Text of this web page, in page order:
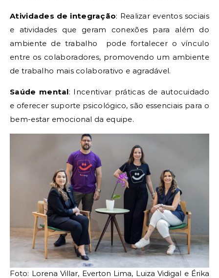
Atividades de integração: Realizar eventos sociais
e atividades que geram conexões para além do
ambiente de trabalho pode fortalecer o vínculo
entre os colaboradores, promovendo um ambiente
de trabalho mais colaborativo e agradável.
Saúde mental: Incentivar práticas de autocuidado
e oferecer suporte psicológico, são essenciais para o
bem-estar emocional da equipe.
Foto: Lorena Villar, Everton Lima, Luiza Vidigal e Érika